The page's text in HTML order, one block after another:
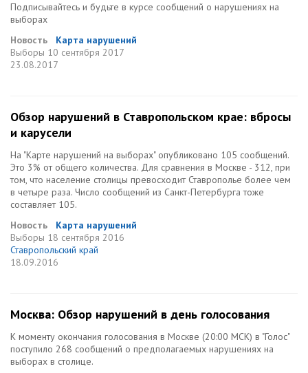
Подписывайтесь и будьте в курсе сообщений о нарушениях на
выборах
Новость
Карта нарушений
Выборы 10 сентября 2017
23.08.2017
Обзор нарушений в Ставропольском крае: вбросы
и карусели
На "Карте нарушений на выборах" опубликовано 105 сообщений.
Это 3% от общего количества. Для сравнения в Москве - 312, при
том, что население столицы превосходит Ставрополье более чем
в четыре раза. Число сообщений из Санкт-Петербурга тоже
составляет 105.
Новость
Карта нарушений
Выборы 18 сентября 2016
Ставропольский край
18.09.2016
Москва: Обзор нарушений в день голосования
К моменту окончания голосования в Москве (20:00 МСК) в "Голос"
поступило 268 сообщений о предполагаемых нарушениях на
выборах в столице.